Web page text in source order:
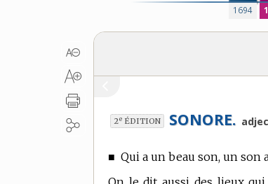
1694
2e ÉDITION SONORE.
■ Qui a un beau son, un son